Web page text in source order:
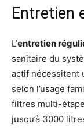
Entretien
L’entretien
sanitaire du
actif nécessitent
selon l’usage
filtres multi-
jusqu’à 3000